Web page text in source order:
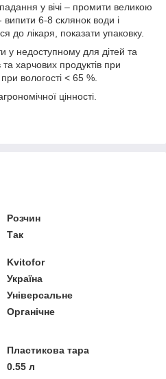
у вічі – промити великою
випити 6-8 склянок води і
до лікаря, показати упаковку.
у недоступному для дітей та
та харчових продуктів при
вологості < 65 %.
цінності.
Розчин
Так
Kvitofor
Україна
Універсальне
Органічне
Пластикова тара
0.55 л